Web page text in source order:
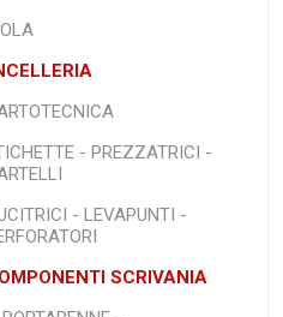
- PREZZATRICI -
- LEVAPUNTI -
SCRIVANIA